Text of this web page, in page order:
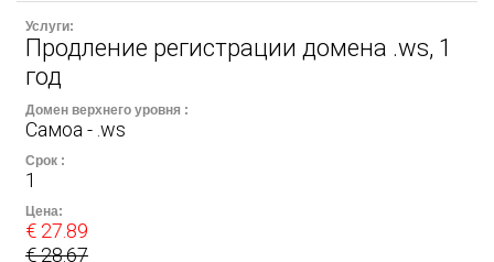
Продление регистрации домена .ws, 1
год
Самоа - .ws
1
€ 27.89
€ 28.67